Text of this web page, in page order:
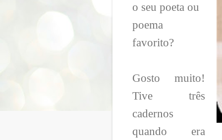
o seu poeta ou
poema
favorito?
Gosto muito!
Tive três
cadernos
quando era